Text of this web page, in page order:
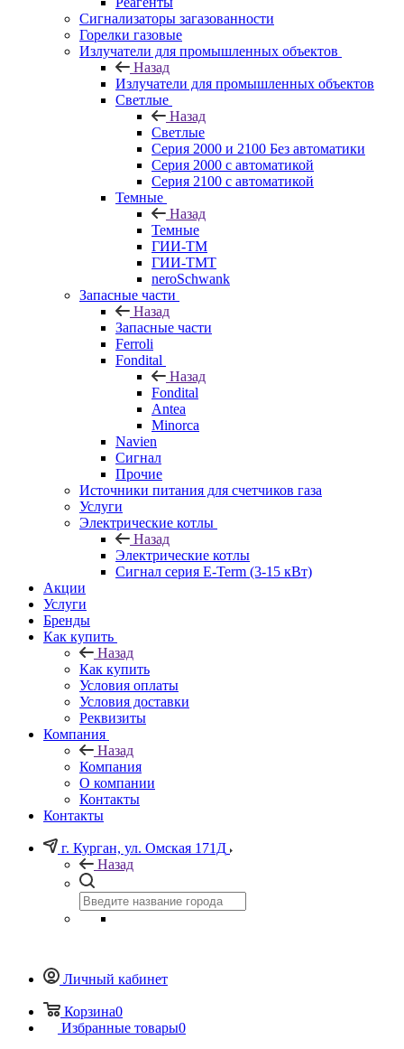
Сигнализаторы загазованности
Горелки газовые
Излучатели для промышленных объектов
Назад
Излучатели для промышленных объектов
Светлые
Назад
Светлые
Серия 2000 и 2100 Без автоматики
Серия 2000 с автоматикой
Серия 2100 с автоматикой
Темные
Назад
Темные
ГИИ-ТМ
ГИИ-ТМТ
neroSchwank
Запасные части
Назад
Запасные части
Ferroli
Fondital
Назад
Fondital
Antea
Minorca
Navien
Сигнал
Прочие
Источники питания для счетчиков газа
Услуги
Электрические котлы
Назад
Электрические котлы
Сигнал серия E-Term (3-15 кВт)
Акции
Услуги
Бренды
Как купить
Назад
Как купить
Условия оплаты
Условия доставки
Реквизиты
Компания
Назад
Компания
О компании
Контакты
Контакты
г. Курган, ул. Омская 171Д
Назад
Личный кабинет
Корзина0
Избранные товары0